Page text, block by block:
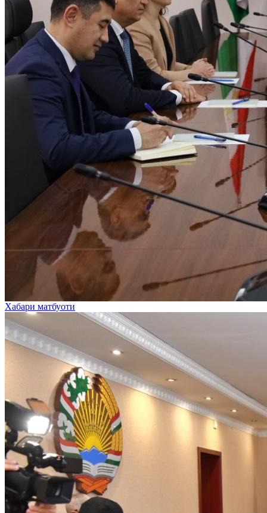
Хабари матбуоти